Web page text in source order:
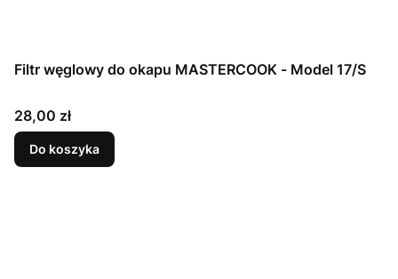
Filtr węglowy do okapu MASTERCOOK - Model 17/S
Cena
28,00 zł
Do koszyka